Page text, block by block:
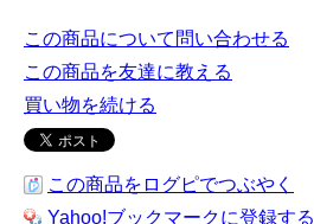
この商品について問い合わせる
この商品を友達に教える
買い物を続ける
この商品をログピでつぶやく
Yahoo!ブックマークに登録する